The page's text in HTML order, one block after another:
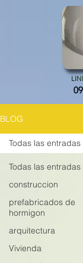
BLOG
Todas las entradas
construccion
prefabricados de
hormigon
arquitectura
Vivienda
Todas las entradas